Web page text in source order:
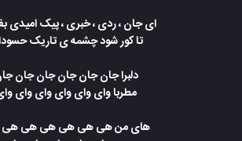
ای جان ، ردی ، خبری ، پیک امیدی
تا کور شود چشمه ی تاریک
دلبرا جان جان جان جان جان
مطربا وای وای وای وای وای
های من هی هی هی هی هی